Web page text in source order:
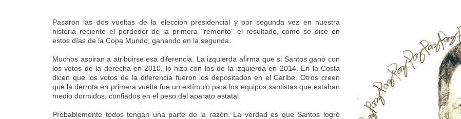
Pasaron las dos vueltas de la elección presidencial y por segunda vez en nuestra
historia reciente el perdedor de la primera “remontó” el resultado, como se dice en
estos días de la Copa Mundo, ganando en la segunda.
Muchos aspiran a atribuirse esa diferencia. La izquierda afirma que si Santos ganó con
los votos de la derecha en 2010, lo hizo con los de la izquierda en 2014. En la Costa
dicen que los votos de la diferencia fueron los depositados en el Caribe. Otros creen
que la derrota en primera vuelta fue un estímulo para los equipos santistas que estaban
medio dormidos, confiados en el peso del aparato estatal.
Probablemente todos tengan una parte de la razón. La verdad es que Santos logró